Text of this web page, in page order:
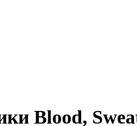
Blood,